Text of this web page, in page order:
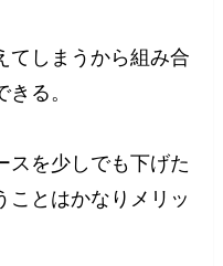
てしまうから組み合
る。
スを少しでも下げた
ことはかなりメリッ